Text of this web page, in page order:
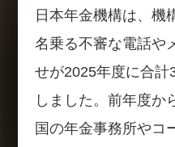
日本年金機構は、機
名乗る不審な電話や
せが2025年度に合計
しました。前年度か
国の年金事務所やコ